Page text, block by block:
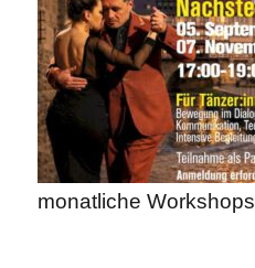
monatliche Workshops